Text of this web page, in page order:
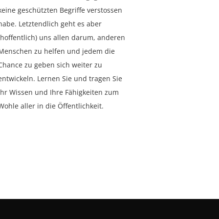
geschützten Begriffe verstossen
Letztendlich geht es aber
uns allen darum, anderen
zu helfen und jedem die
zu geben sich weiter zu
Lernen Sie und tragen Sie
Wissen und Ihre Fähigkeiten zum
aller in die Öffentlichkeit.